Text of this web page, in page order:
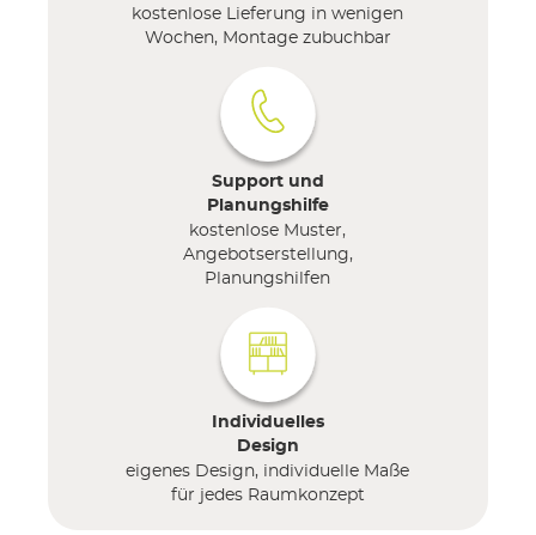
kostenlose Lieferung in wenigen
Wochen, Montage zubuchbar
Support und
Planungshilfe
kostenlose Muster,
Angebotserstellung,
Planungshilfen
Individuelles
Design
eigenes Design, individuelle Maße
für jedes Raumkonzept